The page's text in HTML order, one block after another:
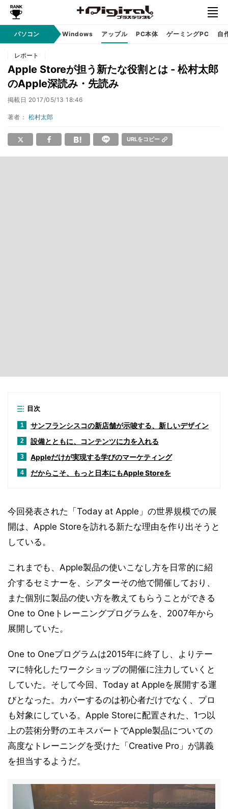
パソコン Windows アップル PC本体 ゲーミングPC 自
レポート
Apple Storeが担う新たな役割とは - 松村太郎
のApple深読み・先読み
掲載日 2017/05/13 18:46
著者： 松村太郎
URLをコピー
目次
1 サンフランシスコの新店舗が示唆する、新しいデザイン
2 設備とともに、コンテンツに力を入れる
3 Appleだけが実現する学びのマーケティング
4 だからこそ、もっと日本にもApple Storeを
今回発表された「Today at Apple」の世界規模での展
開は、Apple Storeを訪れる新たな理由を作り出そうと
している。
これまでも、Apple製品の使いこなし方を日常的に紹
介するセミナーを、シアターその他で開催しており、
また個別に製品の使い方を教えてもらうことができる
One to Oneトレーニングプログラムを、2007年から
展開していた。
One to Oneプログラムは2015年に終了し、よりテー
マに特化したワークショップの開催に注力していくと
していた。そして今回、Today at Appleを展開する運
びとなった。カバーするのは初心者だけでなく、プロ
も対象にしている。Apple Storeに配置された、1つ以
上の芸術分野のエキスパートでApple製品についての
高度なトレーニングを受けた「Creative Pro」が講義
を担当するようだ。